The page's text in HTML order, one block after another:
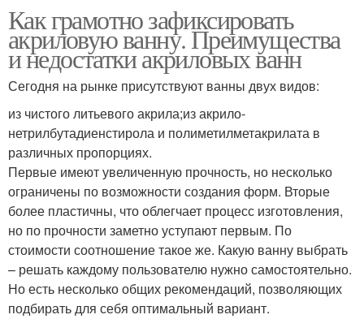
Как грамотно зафиксировать
акриловую ванну. Преимущества
и недостатки акриловых ванн
Сегодня на рынке присутствуют ванны двух видов:
из чистого литьевого акрила;из акрило-
нетрилбутадиенстирола и полиметилметакрилата в
различных пропорциях.
Первые имеют увеличенную прочность, но несколько
ограничены по возможности создания форм. Вторые
более пластичны, что облегчает процесс изготовления,
но по прочности заметно уступают первым. По
стоимости соотношение такое же. Какую ванну выбрать
– решать каждому пользователю нужно самостоятельно.
Но есть несколько общих рекомендаций, позволяющих
подбирать для себя оптимальный вариант.